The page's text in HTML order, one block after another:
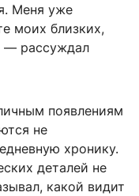
Меня уже
моих близких,
— рассуждал
появлениям
не
хронику.
деталей не
какой видит